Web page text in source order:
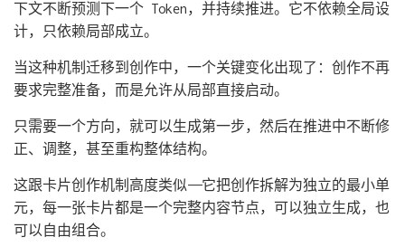
下文不断预测下一个 Token，并持续推进。它不依赖全局设
计，只依赖局部成立。
当这种机制迁移到创作中，一个关键变化出现了：创作不再
要求完整准备，而是允许从局部直接启动。
只需要一个方向，就可以生成第一步，然后在推进中不断修
正、调整，甚至重构整体结构。
这跟卡片创作机制高度类似——它把创作拆解为独立的最小单
元，每一张卡片都是一个完整内容节点，可以独立生成，也
可以自由组合。